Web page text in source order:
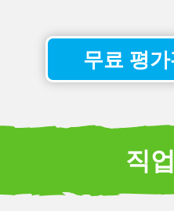
무료 평
직
사용하기 쉬운 이미지 업로
높이세요. 휴대폰이나 컴퓨
캐릭터의 위치와 액션 시